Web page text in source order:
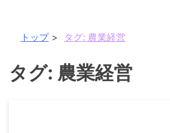
トップ タグ: 農業経営
タグ: 農業経営